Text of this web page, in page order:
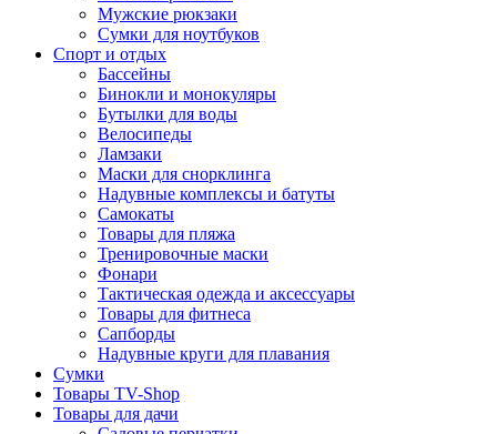
Мужские рюкзаки
Сумки для ноутбуков
Спорт и отдых
Бассейны
Бинокли и монокуляры
Бутылки для воды
Велосипеды
Ламзаки
Маски для снорклинга
Надувные комплексы и батуты
Самокаты
Товары для пляжа
Тренировочные маски
Фонари
Тактическая одежда и аксессуары
Товары для фитнеса
Сапборды
Надувные круги для плавания
Сумки
Товары TV-Shop
Товары для дачи